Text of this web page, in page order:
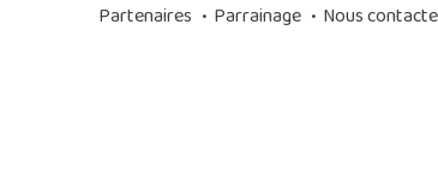
Partenaires • Parrainage • Nous